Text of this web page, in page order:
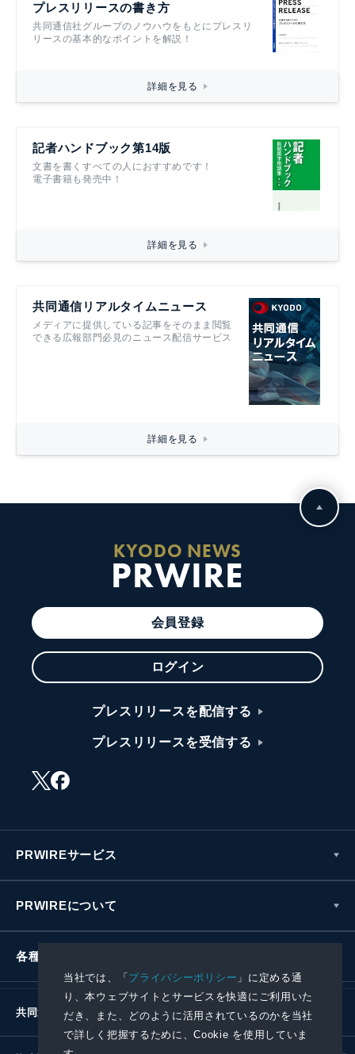
当社では、「プライバシーポリシー 」に定める通
り、本ウェブサイトとサービスを快適にご利用いた
だき、また、どのように活用されているのかを当社
で詳しく把握するために、Cookie を使用していま
プレスリリースの書き方
共同通信社グループのノウハウをもとにプレスリ
リースの基本的なポイントを解説！
詳細を見る
記者ハンドブック第14版
文書を書くすべての人におすすめです！
電子書籍も発売中！
詳細を見る
共同通信リアルタイムニュース
メディアに提供している記事をそのまま閲覧
できる広報部門必見のニュース配信サービス
詳細を見る
KYODO NEWS
PRWIRE
会員登録
ログイン
プレスリリースを配信する
プレスリリースを受信する
PRWIREサービス
PRWIREについて
各種お問い合わせ
共同通信社グループ